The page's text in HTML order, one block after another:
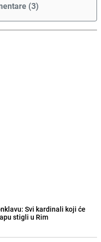
(3)
Svi kardinali koji će
stigli u Rim